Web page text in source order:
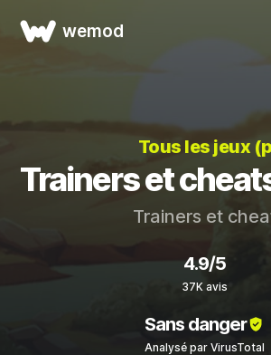
wemod
Tous les jeux
Trainers et
Trainers et
4.9/5
37K avis
Sans danger
Analysé par VirusTotal